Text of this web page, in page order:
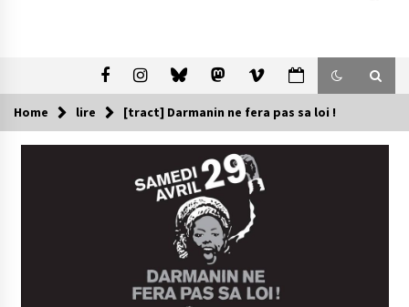
Home lire [tract] Darmanin ne fera pas sa loi !